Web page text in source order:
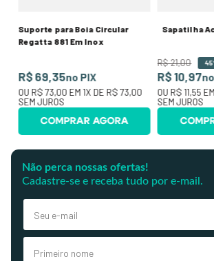
Suporte para Boia Circular
Regatta 881 Em Inox
R$ 69,35no PIX
OU R$ 73,00 EM1X DE R$ 73,00
SEM JUROS
COMPRAR AGORA
Sapatilha
R$21,00
R$ 10,97
OU R$ 11,55
SEM JUROS
Não perca nossas ofertas!
Cadastre-se e receba tudo por e-mail.